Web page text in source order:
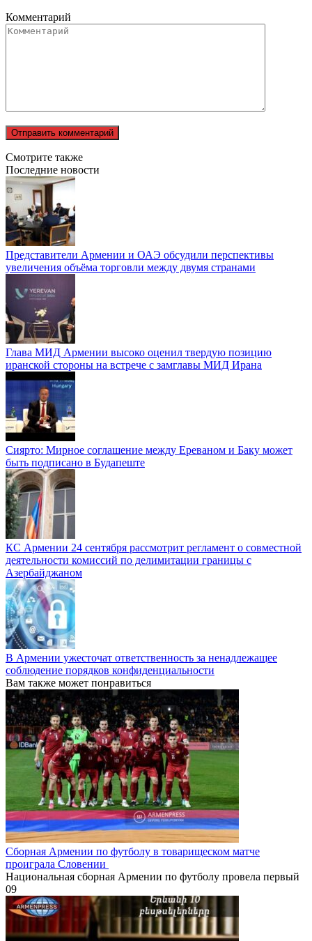
Комментарий
Смотрите также
Последние новости
Представители Армении и ОАЭ обсудили перспективы
увеличения объёма торговли между двумя странами
Глава МИД Армении высоко оценил твердую позицию
иранской стороны на встрече с замглавы МИД Ирана
Сиярто: Мирное соглашение между Ереваном и Баку может
быть подписано в Будапеште
КС Армении 24 сентября рассмотрит регламент о совместной
деятельности комиссий по делимитации границы с
Азербайджаном
В Армении ужесточат ответственность за ненадлежащее
соблюдение порядков конфиденциальности
Вам также может понравиться
Сборная Армении по футболу в товарищеском матче
проиграла Словении
Национальная сборная Армении по футболу провела первый
09